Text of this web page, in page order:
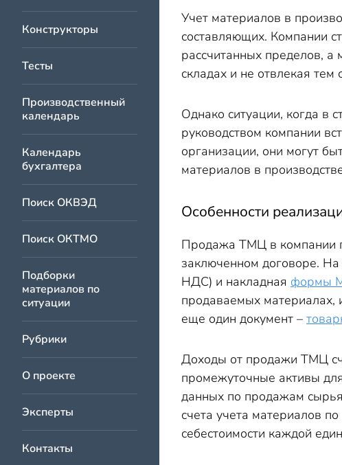
Конструкторы
Тесты
Производственный
календарь
Календарь
бухгалтера
Поиск ОКВЭД
Поиск ОКТМО
Подборки
материалов по
ситуации
Рубрики
О проекте
Эксперты
Контакты
Учет материалов в
составляющих. Компании
рассчитанных пределов,
складах и не отвлекая
Однако ситуации, когда в
руководством компании
организации, они могут
материалов в
Особенности
Продажа ТМЦ в компании
заключенном договоре. На
НДС) и накладная формы
продаваемых материалах,
еще один документ –
Доходы от продажи ТМЦ
промежуточные активы
данных по продажам
счета учета материалов
себестоимости каждой